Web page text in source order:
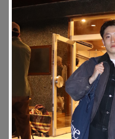
#注目のタグ
#SHOPPING ADDICT #
#ESSENTIAL DESIGNS
#NEW VINTAGE #マイナ
#路地裏てぃーん。
#GH 銘品の所以 #フイ
#Commune H #FOCUS
#ととけん #FASHION
#LIFESTYLE #SNEAKER